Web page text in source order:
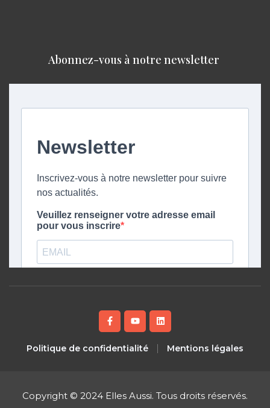
Abonnez-vous à notre newsletter ​
Politique de confidentialité Mentions légales
Copyright © 2024 Elles Aussi. Tous droits réservés.